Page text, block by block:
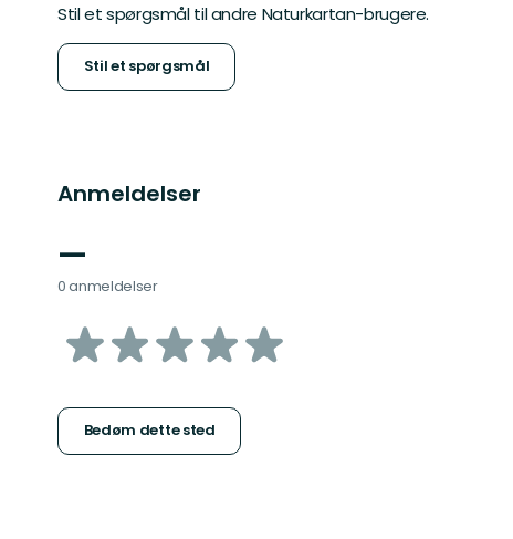
Stil et spørgsmål til andre Naturkartan-brugere.
Stil et spørgsmål
Anmeldelser
—
0 anmeldelser
ud
5
Bedøm dette sted